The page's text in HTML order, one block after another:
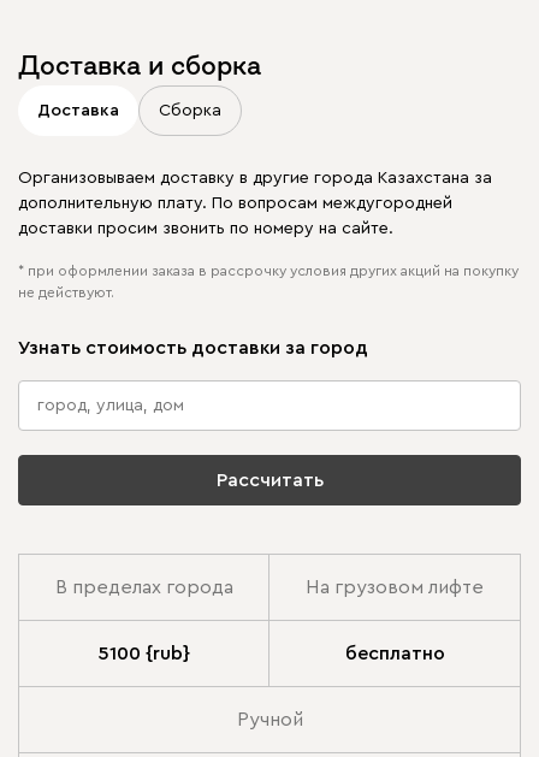
Доставка и сборка
Доставка Сборка
Организовываем доставку в другие города Казахстана за
дополнительную плату. По вопросам междугородней
доставки просим звонить по номеру на сайте.
* при оформлении заказа в рассрочку условия других акций на покупку
не действуют.
Узнать стоимость доставки за город
Рассчитать
В пределах города На грузовом лифте
5100 {rub} бесплатно
Ручной